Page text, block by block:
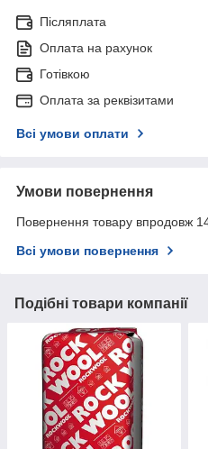
Післяплата
Оплата на рахунок
Готівкою
Оплата за реквізитами
Всі умови оплати
Умови повернення
Повернення товару впродовж
Всі умови повернення
Подібні товари компанії